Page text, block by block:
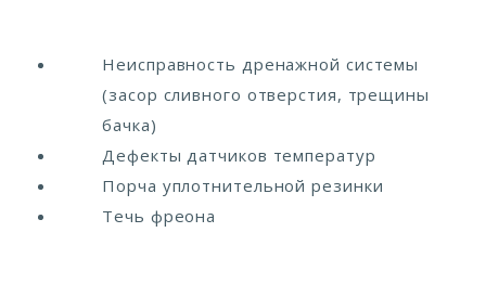
Неисправность дренажной системы
(засор сливного отверстия, трещины
бачка)
Дефекты датчиков температур
Порча уплотнительной резинки
Течь фреона